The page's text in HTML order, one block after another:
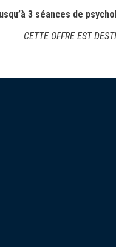
3 séances de
CETTE OFFRE EST